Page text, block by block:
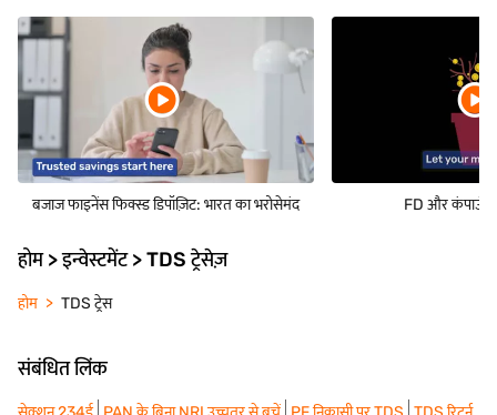
बजाज फाइनेंस फिक्स्ड डिपॉज़िट: भारत का भरोसेमंद FD और
होम > इन्वेस्टमेंट > TDS ट्रेसेज़
होम TDS ट्रेस
संबंधित लिंक